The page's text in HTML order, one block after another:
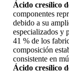
Ácido cresílico
componentes
debido a su
especializados y
41 % de los
composición
consistente en
Ácido cresílico